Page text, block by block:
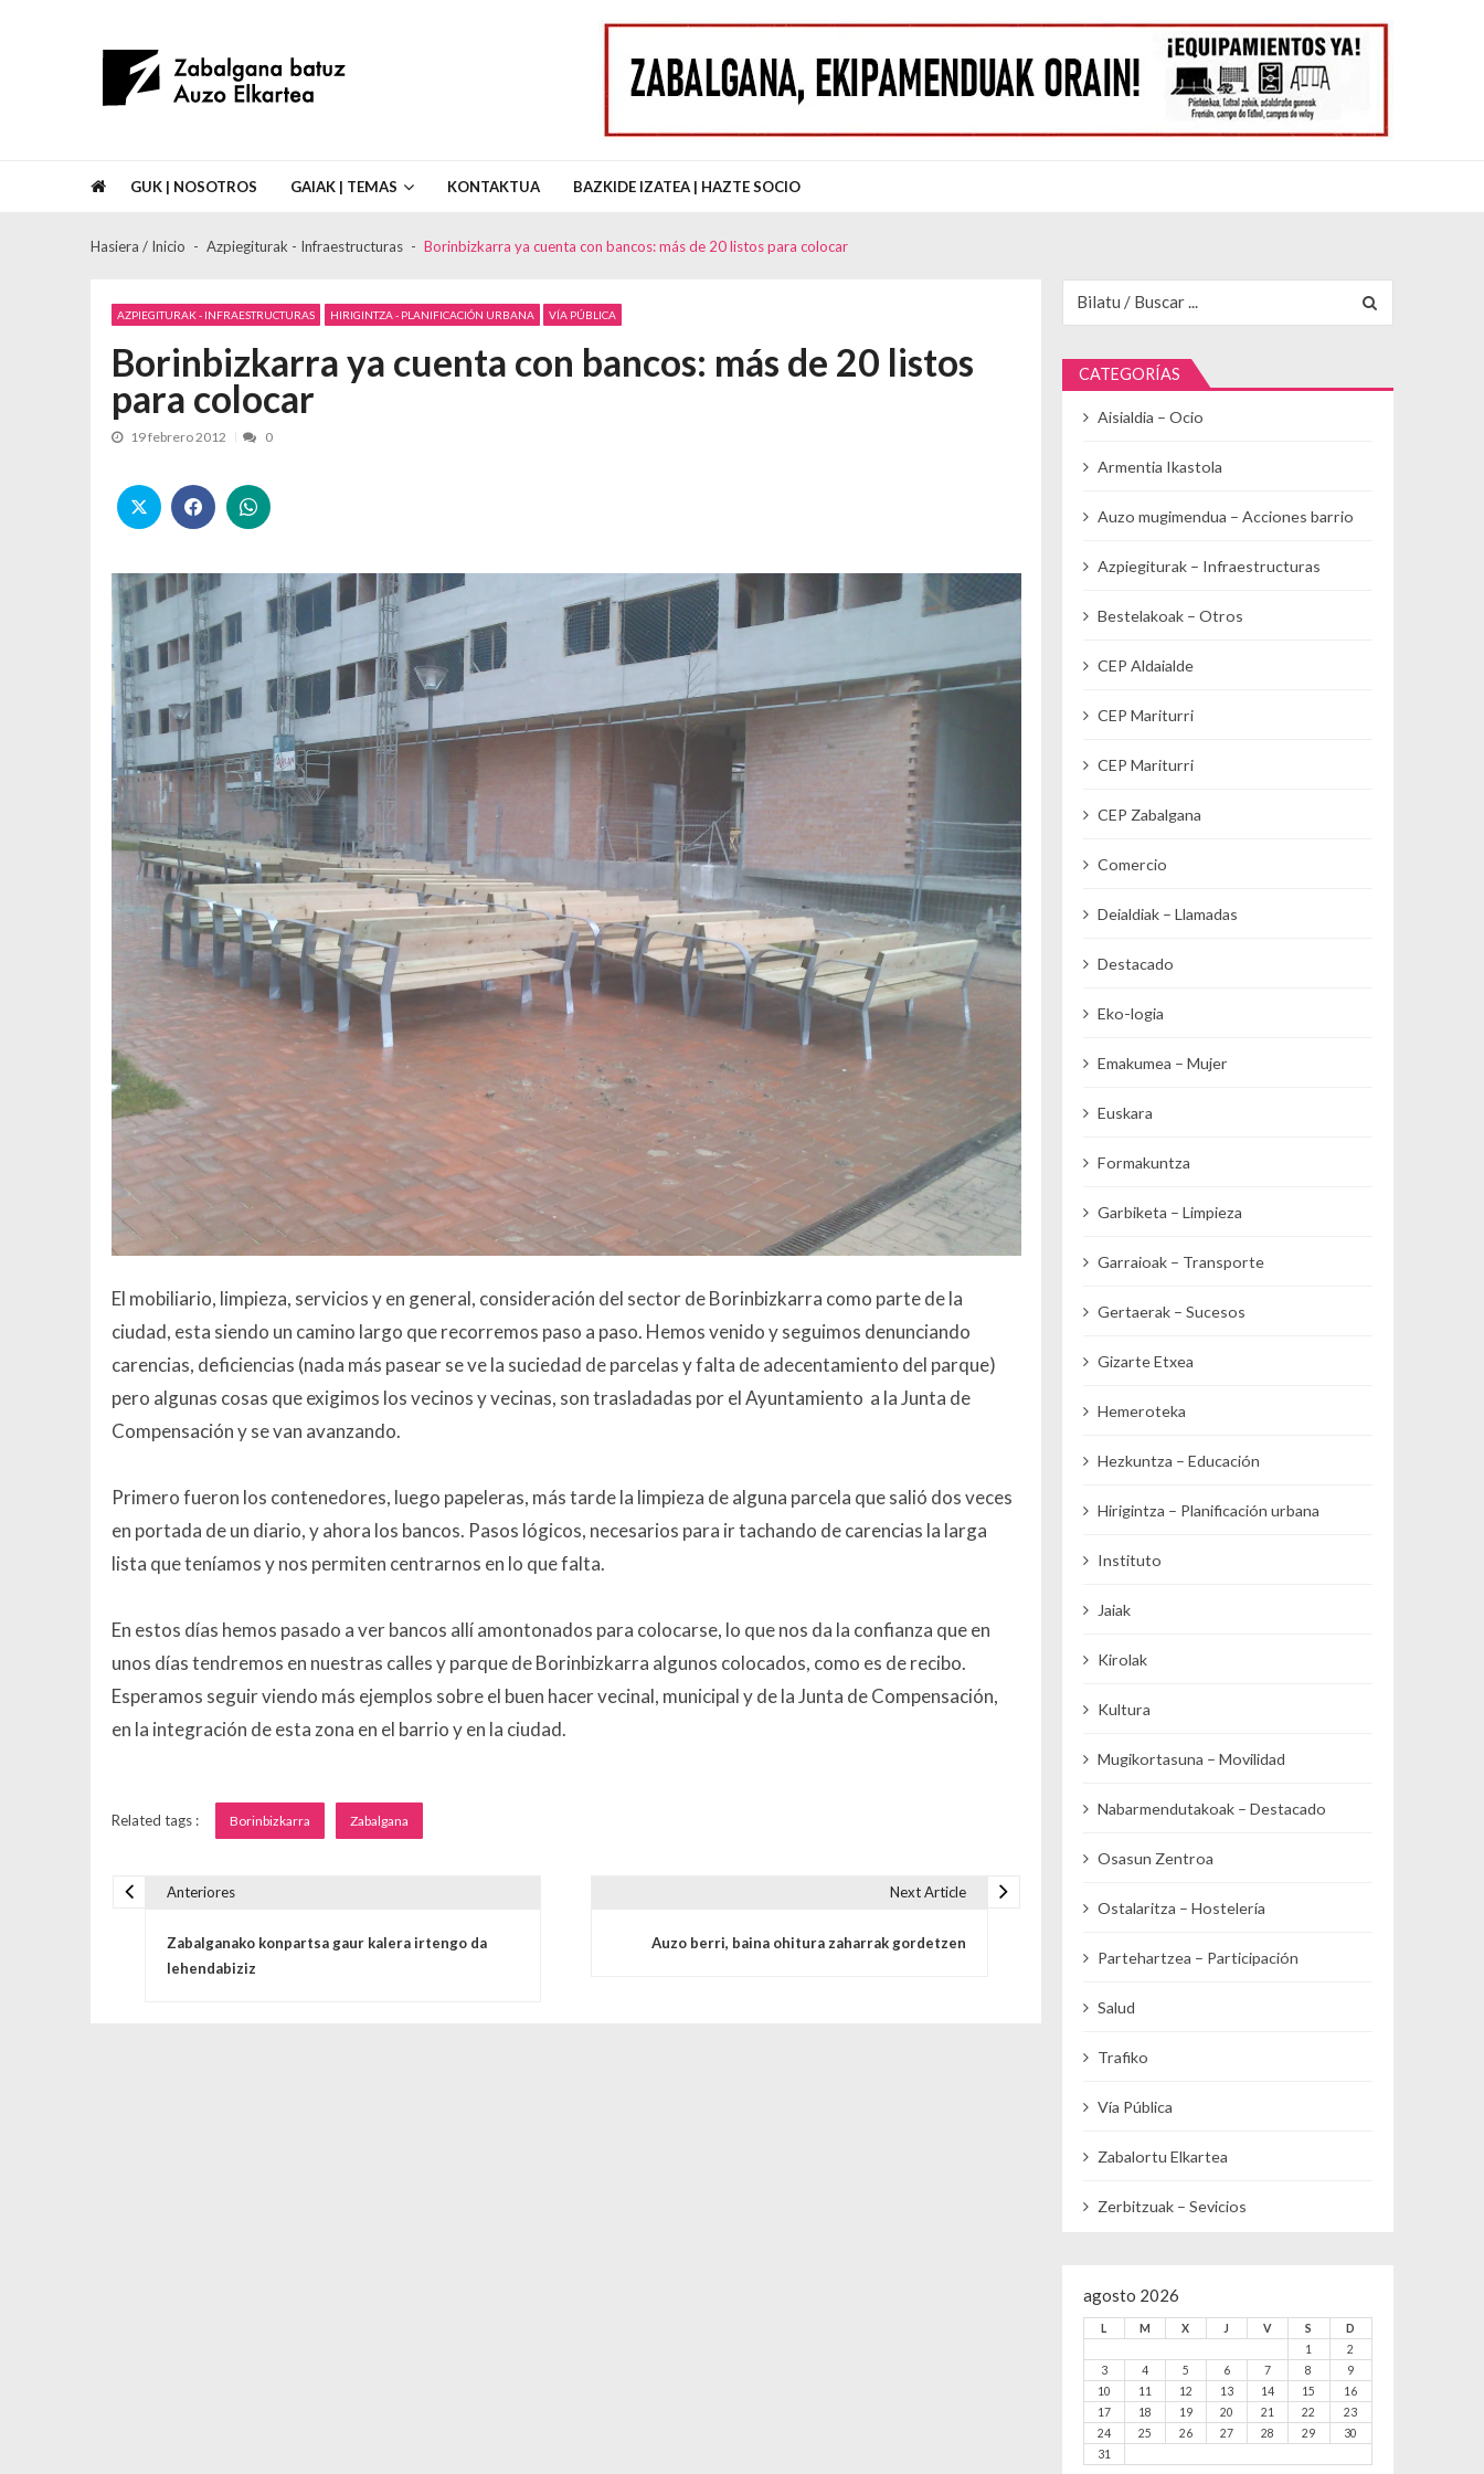
Asociación de Vecinos Zabalgana Batuz Auzo Elkartea
GUK | NOSOTROS GAIAK | TEMAS KONTAKTUA BAZKIDE IZATEA | HAZTE SOCIO
Hasiera / Inicio Azpiegiturak - Infraestructuras Borinbizkarra ya cuenta con bancos: más de 20 listos para colocar
AZPIEGITURAK - INFRAESTRUCTURAS HIRIGINTZA - PLANIFICACIÓN URBANA VÍA PÚBLICA
Borinbizkarra ya cuenta con bancos: más de 20 listos
para colocar
19 febrero 2012 0
El mobiliario, limpieza, servicios y en general, consideración del sector de Borinbizkarra como parte de la
ciudad, esta siendo un camino largo que recorremos paso a paso. Hemos venido y seguimos denunciando
carencias, deficiencias (nada más pasear se ve la suciedad de parcelas y falta de adecentamiento del parque)
pero algunas cosas que exigimos los vecinos y vecinas, son trasladadas por el Ayuntamiento a la Junta de
Compensación y se van avanzando.
Primero fueron los contenedores, luego papeleras, más tarde la limpieza de alguna parcela que salió dos veces
en portada de un diario, y ahora los bancos. Pasos lógicos, necesarios para ir tachando de carencias la larga
lista que teníamos y nos permiten centrarnos en lo que falta.
En estos días hemos pasado a ver bancos allí amontonados para colocarse, lo que nos da la confianza que en
unos días tendremos en nuestras calles y parque de Borinbizkarra algunos colocados, como es de recibo.
Esperamos seguir viendo más ejemplos sobre el buen hacer vecinal, municipal y de la Junta de Compensación,
en la integración de esta zona en el barrio y en la ciudad.
Related tags : Borinbizkarra Zabalgana
Anteriores
Zabalganako konpartsa gaur kalera irtengo da
lehendabiziz
Next Article
Auzo berri, baina ohitura zaharrak gordetzen
CATEGORÍAS
Aisialdia – Ocio
Armentia Ikastola
Auzo mugimendua – Acciones barrio
Azpiegiturak – Infraestructuras
Bestelakoak – Otros
CEP Aldaialde
CEP Mariturri
CEP Mariturri
CEP Zabalgana
Comercio
Deialdiak – Llamadas
Destacado
Eko-logia
Emakumea – Mujer
Euskara
Formakuntza
Garbiketa – Limpieza
Garraioak – Transporte
Gertaerak – Sucesos
Gizarte Etxea
Hemeroteka
Hezkuntza – Educación
Hirigintza – Planificación urbana
Instituto
Jaiak
Kirolak
Kultura
Mugikortasuna – Movilidad
Nabarmendutakoak – Destacado
Osasun Zentroa
Ostalaritza – Hostelería
Partehartzea – Participación
Salud
Trafiko
Vía Pública
Zabalortu Elkartea
Zerbitzuak – Sevicios
agosto 2026
L M X J V S
D
1
2
3
4 5 6 7 8
9
10
11 12 13 14 15
16
17
18 19 20 21 22
23
24
25 26 27 28 29
30
31